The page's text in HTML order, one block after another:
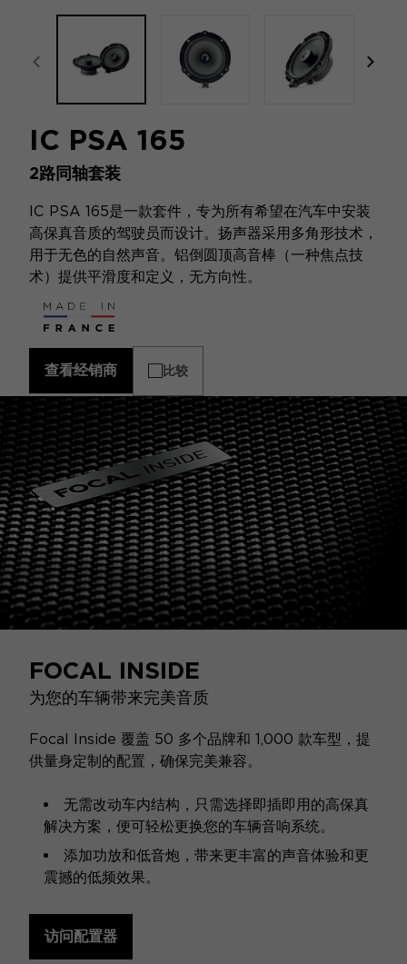
focal-naim-frontent::misc.prev_label
IC PSA 165
2路同轴套装
IC PSA 165是一款套件，专为所有希望在汽车中安装
高保真音质的驾驶员而设计。扬声器采用多角形技术，
用于无色的自然声音。铝倒圆顶高音棒（一种焦点技
术）提供平滑度和定义，无方向性。
查看经销商 比较
FOCAL INSIDE
为您的车辆带来完美音质
Focal Inside 覆盖 50 多个品牌和 1,000 款车型，提
供量身定制的配置，确保完美兼容。
无需改动车内结构，只需选择即插即用的高保真
解决方案，便可轻松更换您的车辆音响系统。
添加功放和低音炮，带来更丰富的声音体验和更
震撼的低频效果。
访问配置器